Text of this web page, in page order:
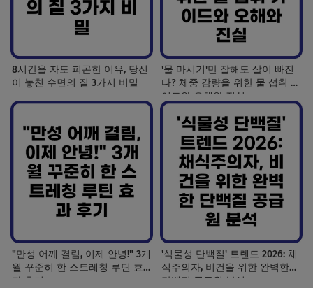
8시간을 자도 피곤한 이유, 당신
이 놓친 수면의 질 3가지 비밀
'물 마시기'만 잘해도 살이 빠진
다? 체중 감량을 위한 물 섭취 가
이드와 오해와 진실
"만성 어깨 결림, 이제 안녕!" 3개
월 꾸준히 한 스트레칭 루틴 효
과 후기
'식물성 단백질' 트렌드 2026: 채
식주의자, 비건을 위한 완벽한
단백질 공급원 분석